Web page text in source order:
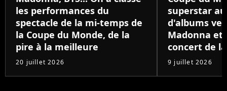
les performances du
spectacle de la mi-temps de
la Coupe du Monde, de la
pire à la meilleure
20 juillet 2026
superstar
d'albums
Madonna et
concert de
9 juillet 2026